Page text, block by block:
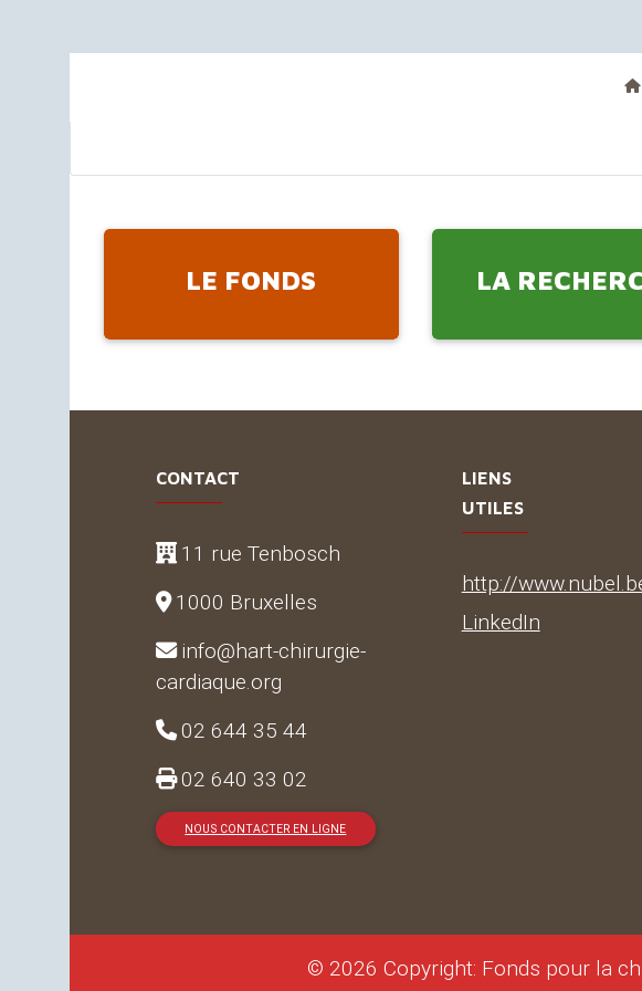
LE FONDS LA
CONTACT
11 rue Tenbosch
1000 Bruxelles
info@hart-chirurgie-
cardiaque.org
02 644 35 44
02 640 33 02
NOUS CONTACTER EN LIGNE
LIENS
UTILES
http://
LinkedIn
© 2026 Copyright: Fonds pour la